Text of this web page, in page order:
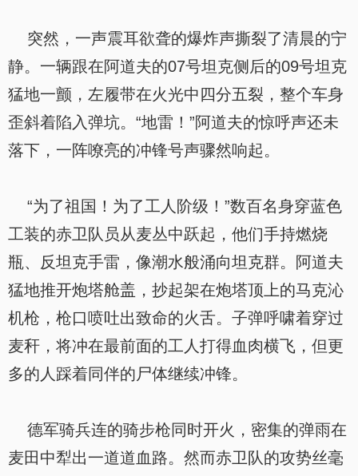
突然，一声震耳欲聋的爆炸声撕裂了清晨的宁
静。一辆跟在阿道夫的07号坦克侧后的09号坦克
猛地一颤，左履带在火光中四分五裂，整个车身
歪斜着陷入弹坑。“地雷！”阿道夫的惊呼声还未
落下，一阵嘹亮的冲锋号声骤然响起。
“为了祖国！为了工人阶级！”数百名身穿蓝色
工装的赤卫队员从麦丛中跃起，他们手持燃烧
瓶、反坦克手雷，像潮水般涌向坦克群。阿道夫
猛地推开炮塔舱盖，抄起架在炮塔顶上的马克沁
机枪，枪口喷吐出致命的火舌。子弹呼啸着穿过
麦秆，将冲在最前面的工人打得血肉横飞，但更
多的人踩着同伴的尸体继续冲锋。
德军骑兵连的骑步枪同时开火，密集的弹雨在
麦田中犁出一道道血路。然而赤卫队的攻势丝毫